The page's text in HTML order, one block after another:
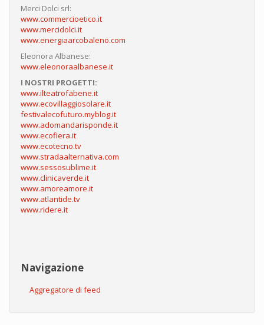
Merci Dolci srl:
www.commercioetico.it
www.mercidolci.it
www.energiaarcobaleno.com
Eleonora Albanese:
www.eleonoraalbanese.it
I NOSTRI PROGETTI:
www.ilteatrofabene.it
www.ecovillaggiosolare.it
festivalecofuturo.myblog.it
www.adomandarisponde.it
www.ecofiera.it
www.ecotecno.tv
www.stradaalternativa.com
www.sessosublime.it
www.clinicaverde.it
www.amoreamore.it
www.atlantide.tv
www.ridere.it
Navigazione
Aggregatore di feed